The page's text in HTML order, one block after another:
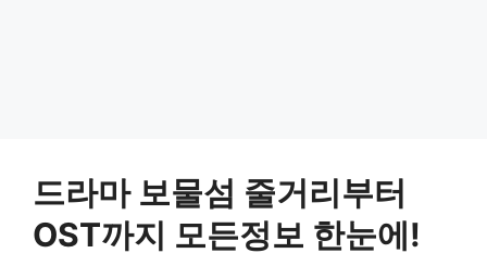
드라마 보물섬 줄거리부터
OST까지 모든정보 한눈에!